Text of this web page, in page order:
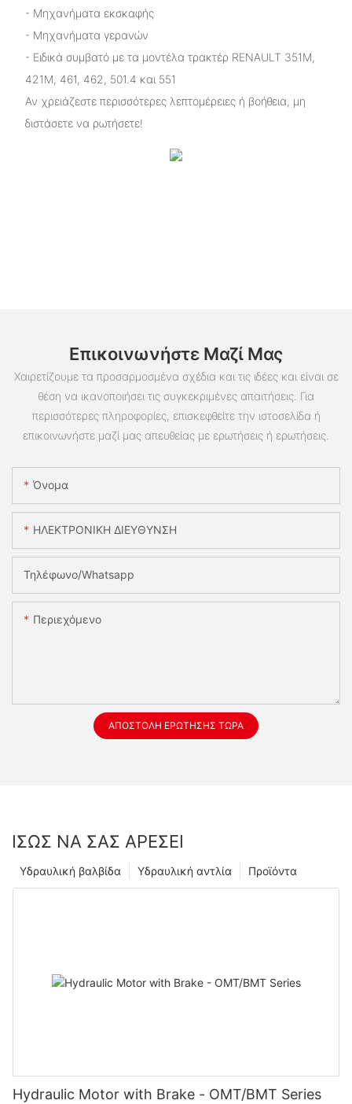
- Μηχανήματα εκσκαφής
- Μηχανήματα γερανών
- Ειδικά συμβατό με τα μοντέλα τρακτέρ RENAULT 351M,
421M, 461, 462, 501.4 και 551
Αν χρειάζεστε περισσότερες λεπτομέρειες ή βοήθεια, μη
διστάσετε να ρωτήσετε!
Επικοινωνήστε Μαζί Μας
Χαιρετίζουμε τα προσαρμοσμένα σχέδια και τις ιδέες και είναι σε
θέση να ικανοποιήσει τις συγκεκριμένες απαιτήσεις. Για
περισσότερες πληροφορίες, επισκεφθείτε την ιστοσελίδα ή
επικοινωνήστε μαζί μας απευθείας με ερωτήσεις ή ερωτήσεις.
Όνομα
ΗΛΕΚΤΡΟΝΙΚΗ ΔΙΕΥΘΥΝΣΗ
Τηλέφωνο/whatsapp
Περιεχόμενο
ΑΠΟΣΤΟΛΉ ΕΡΏΤΗΣΗΣ ΤΏΡΑ
ΊΣΩΣ ΝΑ ΣΑΣ ΑΡΈΣΕΙ
Προϊόντα
Υδραυλική αντλία
Υδραυλική βαλβίδα
Hydraulic Motor with Brake - OMT/BMT Series